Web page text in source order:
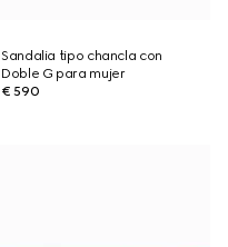
Sandalia tipo chancla con
Doble G para mujer
€ 590